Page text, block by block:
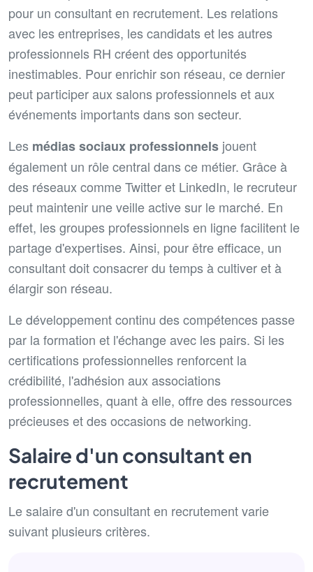
pour un consultant en recrutement. Les relations
avec les entreprises, les candidats et les autres
professionnels RH créent des opportunités
inestimables. Pour enrichir son réseau, ce dernier
peut participer aux salons professionnels et aux
événements importants dans son secteur.
Les médias sociaux professionnels jouent
également un rôle central dans ce métier. Grâce à
des réseaux comme Twitter et LinkedIn, le recruteur
peut maintenir une veille active sur le marché. En
effet, les groupes professionnels en ligne facilitent le
partage d'expertises. Ainsi, pour être efficace, un
consultant doit consacrer du temps à cultiver et à
élargir son réseau.
Le développement continu des compétences passe
par la formation et l'échange avec les pairs. Si les
certifications professionnelles renforcent la
crédibilité, l'adhésion aux associations
professionnelles, quant à elle, offre des ressources
précieuses et des occasions de networking.
Salaire d'un consultant en
recrutement
Le salaire d'un consultant en recrutement varie
suivant plusieurs critères.